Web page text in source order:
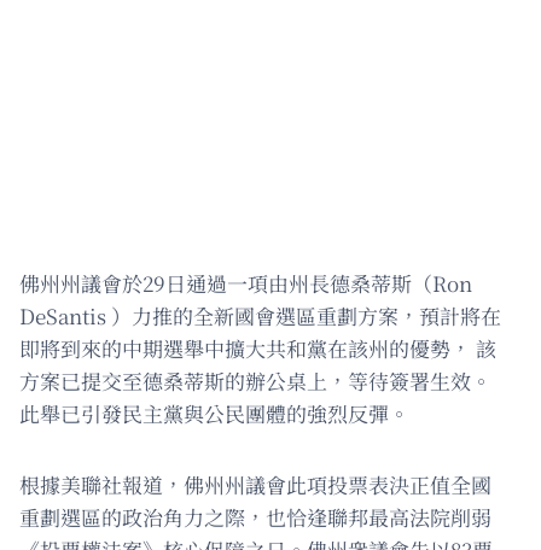
佛州州議會於29日通過一項由州長德桑蒂斯（Ron
DeSantis ）力推的全新國會選區重劃方案，預計將在
即將到來的中期選舉中擴大共和黨在該州的優勢， 該
方案已提交至德桑蒂斯的辦公桌上，等待簽署生效。
此舉已引發民主黨與公民團體的強烈反彈。
根據美聯社報道，佛州州議會此項投票表決正值全國
重劃選區的政治角力之際，也恰逢聯邦最高法院削弱